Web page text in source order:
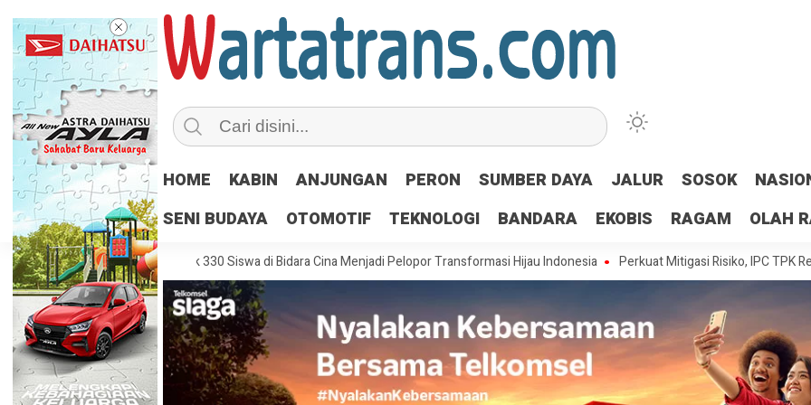
HOME KABIN ANJUNGAN PERON SUMBER DAYA JALUR SOSOK
SENI BUDAYA
OTOMOTIF TEKNOLOGI BANDARA EKOBIS RAGAM OLAH
IDSurvey Ajak 330 Siswa di Bidara Cina Menjadi Pelopor Transformasi Hijau Indonesia Perkuat Mitigasi Risiko, IPC TPK Resmi